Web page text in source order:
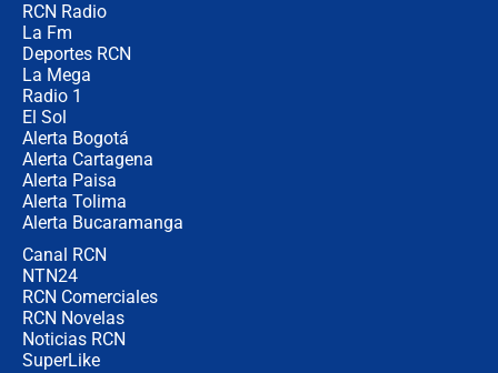
RCN Radio
La Fm
Deportes RCN
La Mega
Radio 1
El Sol
Alerta Bogotá
Alerta Cartagena
Alerta Paisa
Alerta Tolima
Alerta Bucaramanga
Canal RCN
NTN24
RCN Comerciales
RCN Novelas
Noticias RCN
SuperLike